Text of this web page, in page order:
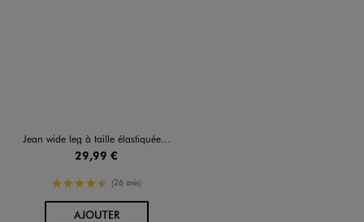
Jean wide leg à taille élastiquée et liens à nouer femme
29,99 €
4.5/5 de moyenne
(26 avis)
AJOUTERAU PANIER